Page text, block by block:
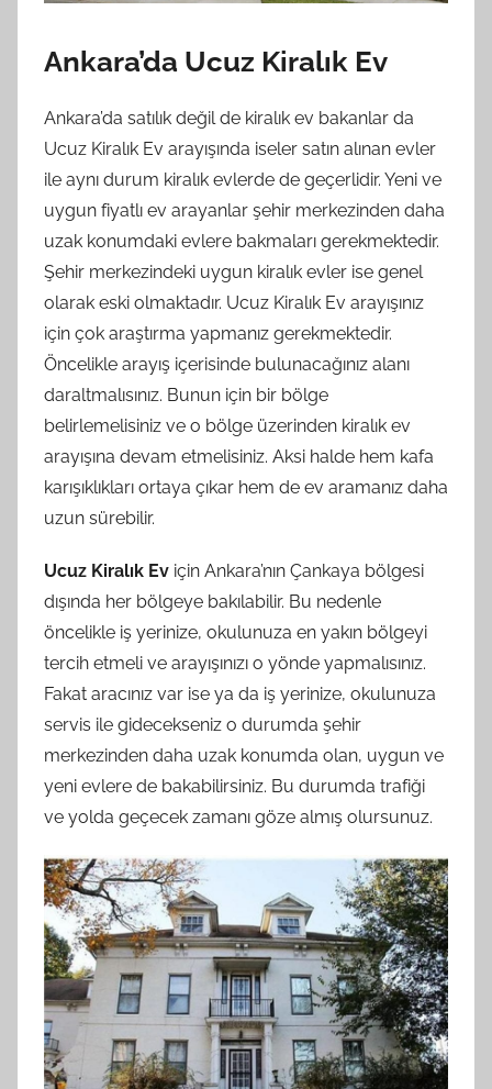
Ankara’da Ucuz Kiralık Ev
Ankara’da satılık değil de kiralık ev bakanlar da
Ucuz Kiralık Ev arayışında iseler satın alınan evler
ile aynı durum kiralık evlerde de geçerlidir. Yeni ve
uygun fiyatlı ev arayanlar şehir merkezinden daha
uzak konumdaki evlere bakmaları gerekmektedir.
Şehir merkezindeki uygun kiralık evler ise genel
olarak eski olmaktadır. Ucuz Kiralık Ev arayışınız
için çok araştırma yapmanız gerekmektedir.
Öncelikle arayış içerisinde bulunacağınız alanı
daraltmalısınız. Bunun için bir bölge
belirlemelisiniz ve o bölge üzerinden kiralık ev
arayışına devam etmelisiniz. Aksi halde hem kafa
karışıklıkları ortaya çıkar hem de ev aramanız daha
uzun sürebilir.
Ucuz Kiralık Ev için Ankara’nın Çankaya bölgesi
dışında her bölgeye bakılabilir. Bu nedenle
öncelikle iş yerinize, okulunuza en yakın bölgeyi
tercih etmeli ve arayışınızı o yönde yapmalısınız.
Fakat aracınız var ise ya da iş yerinize, okulunuza
servis ile gidecekseniz o durumda şehir
merkezinden daha uzak konumda olan, uygun ve
yeni evlere de bakabilirsiniz. Bu durumda trafiği
ve yolda geçecek zamanı göze almış olursunuz.